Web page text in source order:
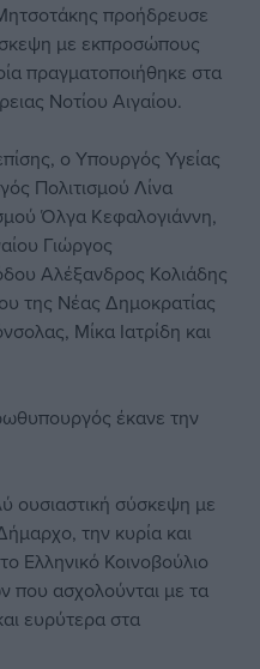
προήδρευσε
με εκπροσώπους
πραγματοποιήθηκε στα
Νοτίου Αιγαίου.
ο Υπουργός Υγείας
Πολιτισμού Λίνα
Όλγα Κεφαλογιάννη,
Γιώργος
Αλέξανδρος Κολιάδης
της Νέας Δημοκρατίας
Μίκα Ιατρίδη και
έκανε την
ουσιαστική σύσκεψη με
την κυρία και
Ελληνικό Κοινοβούλιο
ασχολούνται με τα
ευρύτερα στα